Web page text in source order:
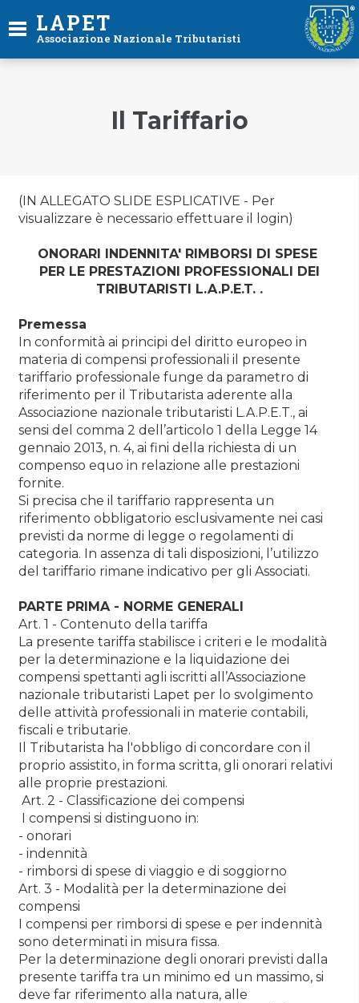
LAPET
Associazione Nazionale Tributaristi
Il Tariffario
(IN ALLEGATO SLIDE ESPLICATIVE - Per
visualizzare è necessario effettuare il login)
ONORARI INDENNITA' RIMBORSI DI SPESE
PER LE PRESTAZIONI PROFESSIONALI DEI
TRIBUTARISTI L.A.P.E.T. .
Premessa
In conformità ai principi del diritto europeo in
materia di compensi professionali il presente
tariffario professionale funge da parametro di
riferimento per il Tributarista aderente alla
Associazione nazionale tributaristi L.A.P.E.T., ai
sensi del comma 2 dell’articolo 1 della Legge 14
gennaio 2013, n. 4, ai fini della richiesta di un
compenso equo in relazione alle prestazioni
fornite.
Si precisa che il tariffario rappresenta un
riferimento obbligatorio esclusivamente nei casi
previsti da norme di legge o regolamenti di
categoria. In assenza di tali disposizioni, l’utilizzo
del tariffario rimane indicativo per gli Associati.
PARTE PRIMA - NORME GENERALI
Art. 1 - Contenuto della tariffa
La presente tariffa stabilisce i criteri e le modalità
per la determinazione e la liquidazione dei
compensi spettanti agli iscritti all’Associazione
nazionale tributaristi Lapet per lo svolgimento
delle attività professionali in materie contabili,
fiscali e tributarie.
Il Tributarista ha l'obbligo di concordare con il
proprio assistito, in forma scritta, gli onorari relativi
alle proprie prestazioni.
Art. 2 - Classificazione dei compensi
I compensi si distinguono in:
- onorari
- indennità
- rimborsi di spese di viaggio e di soggiorno
Art. 3 - Modalità per la determinazione dei
compensi
I compensi per rimborsi di spese e per indennità
sono determinati in misura fissa.
Per la determinazione degli onorari previsti dalla
presente tariffa tra un minimo ed un massimo, si
deve far riferimento alla natura, alle